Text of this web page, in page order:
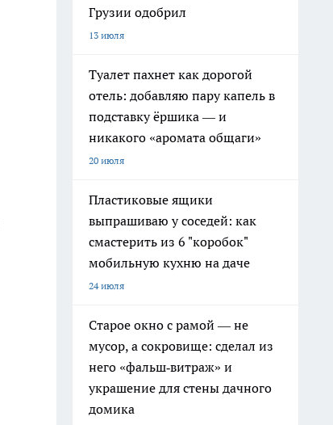
Грузии одобрил
13 июля
Туалет пахнет как дорогой
отель: добавляю пару капель в
подставку ёршика — и
никакого «аромата общаги»
20 июля
Пластиковые ящики
выпрашиваю у соседей: как
смастерить из 6 "коробок"
мобильную кухню на даче
24 июля
Старое окно с рамой — не
мусор, а сокровище: сделал из
него «фальш‑витраж» и
украшение для стены дачного
домика